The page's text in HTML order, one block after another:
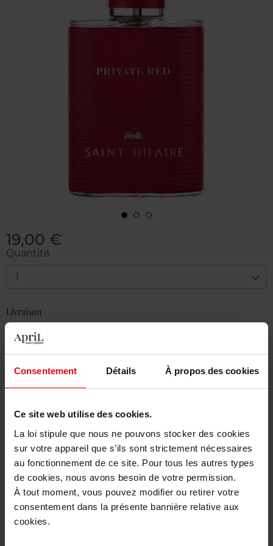
Consentement Détails À propos des cookies
Ce site web utilise des cookies.
La loi stipule que nous ne pouvons stocker des cookies
sur votre appareil que s’ils sont strictement nécessaires
au fonctionnement de ce site. Pour tous les autres types
de cookies, nous avons besoin de votre permission.
À tout moment, vous pouvez modifier ou retirer votre
consentement dans la présente bannière relative aux
cookies.
19,00 €
Quantité
1
Livraison
En stock
Livraison gratuite à partir de 50€
Description
Caractéristiques